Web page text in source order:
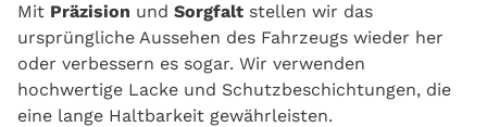
Mit Präzision und Sorgfalt stellen wir das
ursprüngliche Aussehen des Fahrzeugs wieder her
oder verbessern es sogar. Wir verwenden
hochwertige Lacke und Schutzbeschichtungen, die
eine lange Haltbarkeit gewährleisten.